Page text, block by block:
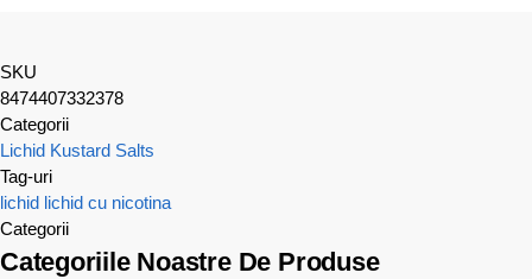
SKU
8474407332378
Categorii
Lichid Kustard Salts
Tag-uri
lichid lichid cu nicotina
Categorii
Categoriile Noastre De Produse